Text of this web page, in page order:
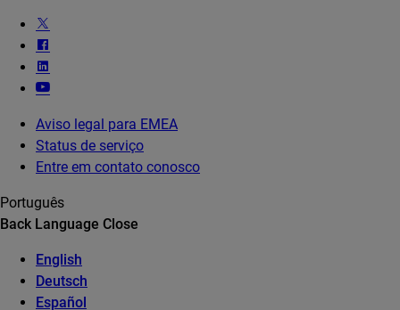
Aviso legal para EMEA
Status de serviço
Entre em contato conosco
Português
Back Language Close
English
Deutsch
Español